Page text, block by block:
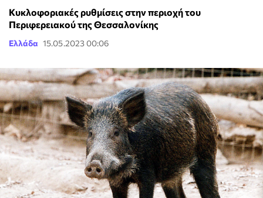
Κυκλοφοριακές ρυθμίσεις στην περιοχή του
Περιφερειακού της Θεσσαλονίκης
Ελλάδα 15.05.2023 00:06